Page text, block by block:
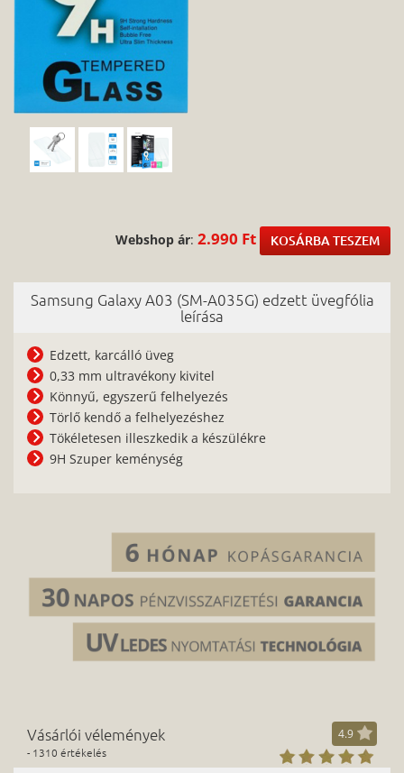
Webshop ár: 2.990 Ft KOSÁRBA TESZEM
Samsung Galaxy A03 (SM-A035G) edzett üvegfólia
leírása
Edzett, karcálló üveg
0,33 mm ultravékony kivitel
Könnyű, egyszerű felhelyezés
Törlő kendő a felhelyezéshez
Tökéletesen illeszkedik a készülékre
9H Szuper keménység
Vásárlói vélemények
- 1310 értékelés
4.9